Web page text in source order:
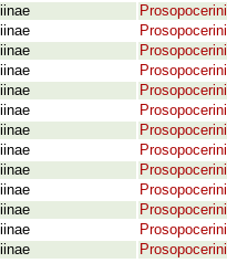
Prosopocerini
Prosopocerini
Prosopocerini
Prosopocerini
Prosopocerini
Prosopocerini
Prosopocerini
Prosopocerini
Prosopocerini
Prosopocerini
Prosopocerini
Prosopocerini
Prosopocerini